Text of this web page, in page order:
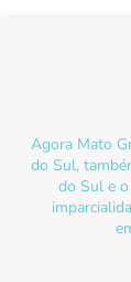
Agora Mato
do Sul,
do Sul e